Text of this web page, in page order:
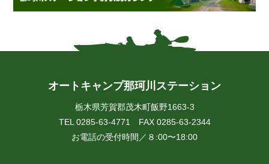
オートキャンプ那珂川ステーション
栃木県芳賀郡茂木町飯野1663-3
TEL 0285-63-4771 FAX 0285-63-2344
お電話の受付時間／８:00〜18:00